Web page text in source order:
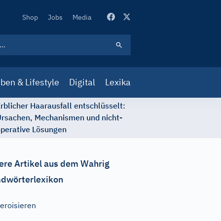
Secondary
Shop Jobs Media
& Lifestyle Digital Lexika
Haarausfall entschlüsselt:
Mechanismen und nicht-
Lösungen
Artikel aus dem Wahrig